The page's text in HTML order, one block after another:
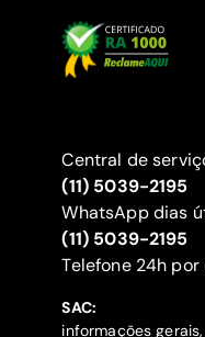
Central de
(11) 5039-2195
WhatsApp dias
(11) 5039-2195
‍Telefone 24h por
SAC:
informações